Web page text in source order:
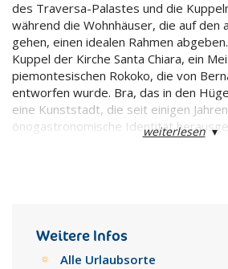
des Traversa-Palastes und die
während die Wohnhäuser, die auf den
gehen, einen idealen Rahmen
Kuppel der Kirche Santa Chiara, ein
piemontesischen Rokoko, die von
entworfen wurde. Bra, das in den
eine Kunststadt, die seit einigen
önogastronomische Identität
Gastronomiewissenschaften
Welt, die sich ausschließlich mit
weiterlesen▾
Weitere Infos
Alle Urlaubsorte